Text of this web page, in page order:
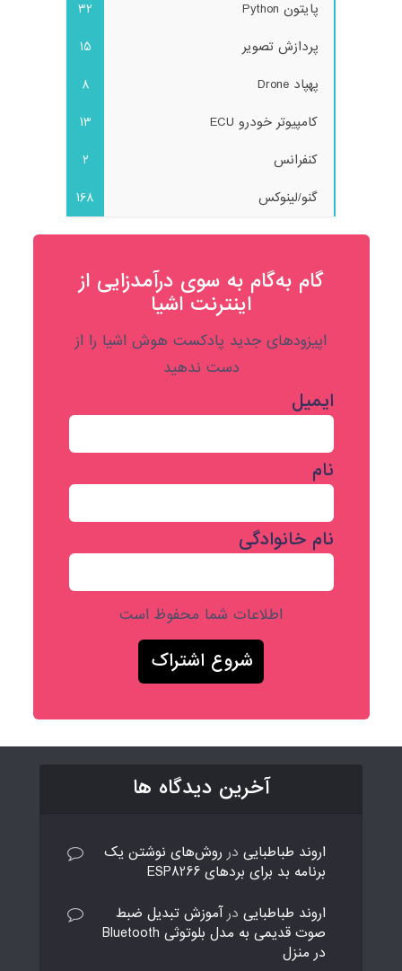
پایتون Python
32
پردازش تصویر
15
پهپاد Drone
8
کامپیوتر خودرو ECU
13
کنفرانس
2
گنو/لینوکس
168
گام به‌گام به‌ سوی درآمدزایی از
اینترنت اشیا
اپیزودهای جدید پادکست هوش اشیا را از
دست ندهید
ایمیل
نام
نام خانوادگی
اطلاعات شما محفوظ است
آخرین دیدگاه ها
اروند طباطبایی در روش‌های نوشتن یک
برنامه بد برای بردهای ESP8266
اروند طباطبایی درآموزش تبدیل ضبط
صوت قدیمی به مدل بلوتوثی Bluetooth
در منزل